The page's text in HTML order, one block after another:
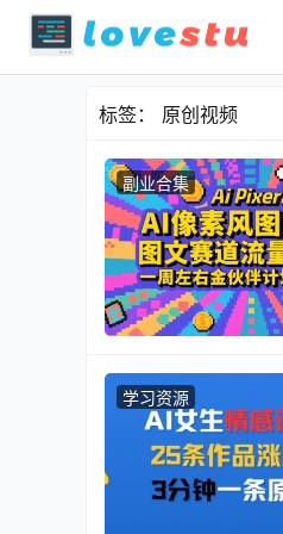
标签： 原创视频
副业合集
学习资源